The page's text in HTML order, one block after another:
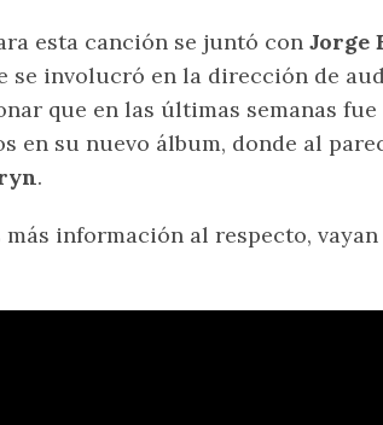
esta canción se juntó con Jorge
se involucró en la dirección de
que en las últimas semanas
en su nuevo álbum, donde al
.
información al respecto,